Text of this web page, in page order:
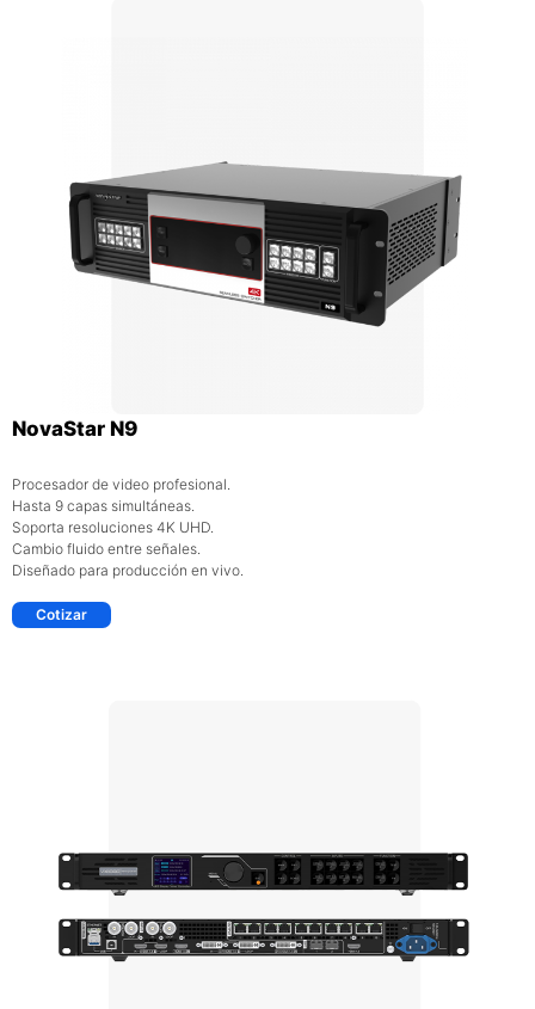
NovaStar N9
Procesador de video profesional.
Hasta 9 capas simultáneas.
Soporta resoluciones 4K UHD.
Cambio fluido entre señales.
Diseñado para producción en vivo.
Cotizar